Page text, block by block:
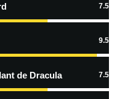
En savoir
7.5
9.5
de Dracula 7.5